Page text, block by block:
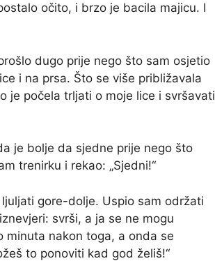
očito, i brzo je bacila majicu. I
dugo prije nego što sam osjetio
i na prsa. Što se više približavala
je počela trljati o moje lice i svršavati
je bolje da sjedne prije nego što
trenirku i rekao: „Sjedni!“
gore-dolje. Uspio sam održati
svrši, a ja se ne mogu
minuta nakon toga, a onda se
to ponoviti kad god želiš!“